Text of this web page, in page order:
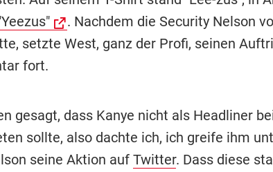
. Nachdem die Security Nelson
setzte West, ganz der Profi, seinen
fort.
gesagt, dass Kanye nicht als Headliner
sollte, also dachte ich, ich greife ihm
seine Aktion auf Twitter. Dass diese